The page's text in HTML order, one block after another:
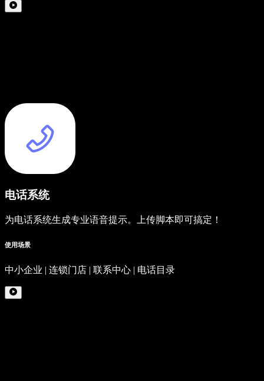
电话系统
为电话系统生成专业语音提示。上传脚本即可搞定！
使用场景
中小企业 | 连锁门店 | 联系中心 | 电话目录